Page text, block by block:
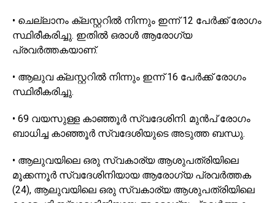
• ചെല്ലാനം ക്ലസ്റ്ററിൽ നിന്നും ഇന്ന് 12 പേർക്ക് രോഗം
സ്ഥിരീകരിച്ചു. ഇതിൽ ഒരാൾ ആരോഗ്യ
പ്രവർത്തകയാണ്.
• ആലുവ ക്ലസ്റ്ററിൽ നിന്നും ഇന്ന് 16 പേർക്ക് രോഗം
സ്ഥിരീകരിച്ചു.
• 69 വയസുള്ള കാഞ്ഞൂർ സ്വദേശിനി. മുൻപ് രോഗം
ബാധിച്ച കാഞ്ഞൂർ സ്വദേശിയുടെ അടുത്ത ബന്ധു.
• ആലുവയിലെ ഒരു സ്വകാര്യ ആശുപത്രിയിലെ
മൂക്കന്നൂർ സ്വദേശിനിയായ ആരോഗ്യ പ്രവർത്തക
(24), ആലുവയിലെ ഒരു സ്വകാര്യ ആശുപത്രിയിലെ